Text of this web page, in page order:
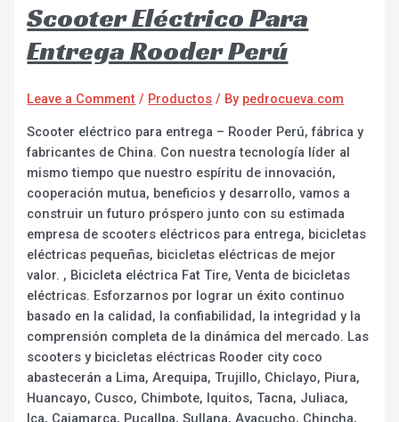
Scooter Eléctrico Para
Entrega Rooder Perú
Leave a Comment / Productos / By pedrocueva.com
Scooter eléctrico para entrega – Rooder Perú, fábrica y
fabricantes de China. Con nuestra tecnología líder al
mismo tiempo que nuestro espíritu de innovación,
cooperación mutua, beneficios y desarrollo, vamos a
construir un futuro próspero junto con su estimada
empresa de scooters eléctricos para entrega, bicicletas
eléctricas pequeñas, bicicletas eléctricas de mejor
valor. , Bicicleta eléctrica Fat Tire, Venta de bicicletas
eléctricas. Esforzarnos por lograr un éxito continuo
basado en la calidad, la confiabilidad, la integridad y la
comprensión completa de la dinámica del mercado. Las
scooters y bicicletas eléctricas Rooder city coco
abastecerán a Lima, Arequipa, Trujillo, Chiclayo, Piura,
Huancayo, Cusco, Chimbote, Iquitos, Tacna, Juliaca,
Ica, Cajamarca, Pucallpa, Sullana, Ayacucho, Chincha,